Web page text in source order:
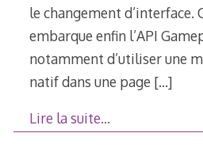
le changement d’interface.
embarque enfin l’API
notamment d’utiliser une
natif dans une page […]
Lire la suite…